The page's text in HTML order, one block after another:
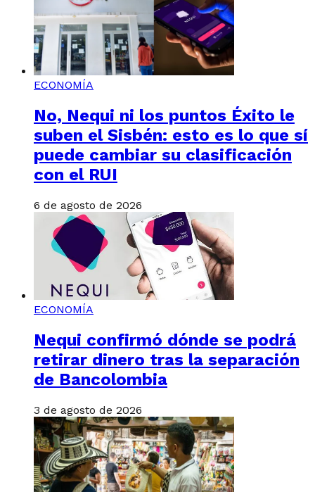
ECONOMÍA
No, Nequi ni los puntos Éxito le
suben el Sisbén: esto es lo que sí
puede cambiar su clasificación
con el RUI
6 de agosto de 2026
ECONOMÍA
Nequi confirmó dónde se podrá
retirar dinero tras la separación
de Bancolombia
3 de agosto de 2026